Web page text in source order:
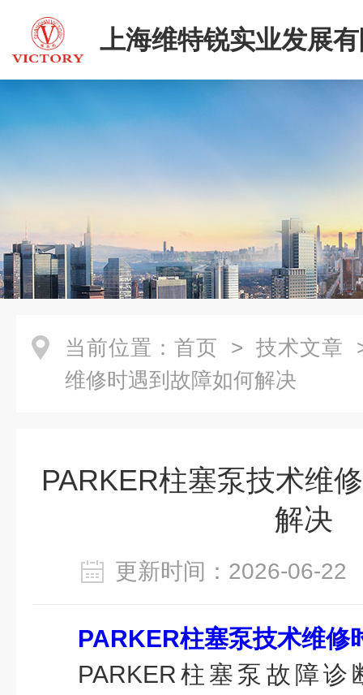
上海维特锐实业发展
二部
当前位置： 首页 > 技术文章
维修时遇到故障如何解决
PARKER柱塞泵技术维
解决
更新时间：2026-06-
PARKER柱塞泵技术维修
PARKER柱塞泵故障